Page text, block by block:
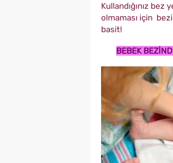
Kullandığınız
olmaması için
basit!
BEBEK